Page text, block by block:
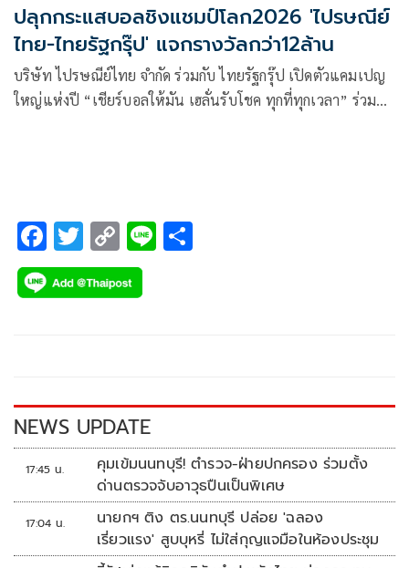
ปลุกกระแสบอลชิงแชมป์โลก2026 'ไปรษณีย์
ไทย-ไทยรัฐกรุ๊ป' แจกรางวัลกว่า12ล้าน
บริษัท ไปรษณีย์ไทย จำกัด ร่วมกับ ไทยรัฐกรุ๊ป เปิดตัวแคมเปญ
ใหญ่แห่งปี “เชียร์บอลให้มัน เฮลั่นรับโชค ทุกที่ทุกเวลา” ร่วม
Post) และเป๋าตัง จำหน่ายในราคาใบละ 3 บาท โดยเปิดให้แฟน
บอล “เชียร์บอลให้มัน เฮลั่นรับโชค ได้ทุกที่ทุกเวลา” ตั้งแต่วันที่
1 มิถุนายน – 19 กรกฎาคม 2569
F
ac
e
k
T
wi
tt
C
o
p
k
Li
NEWS UPDATE
17:45 น.
คุมเข้มนนทบุรี! ตำรวจ-ฝ่ายปกครอง ร่วมตั้ง
ด่านตรวจจับอาวุธปืนเป็นพิเศษ
17:04 น.
นายกฯ ติง ตร.นนทบุรี ปล่อย 'ฉลอง
เรี่ยวแรง' สูบบุหรี่ ไม่ใส่กุญแจมือในห้องประชุม